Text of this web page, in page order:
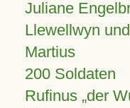
Juliane
Llewellwyn
Martius
200 Soldaten
Rufinus „der